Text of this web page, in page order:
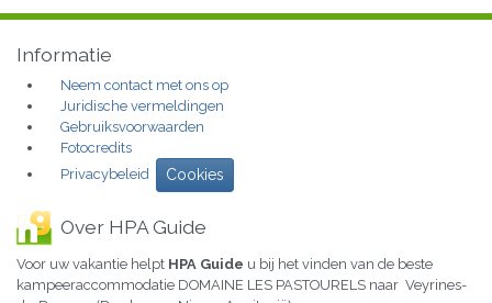
Informatie
Neem contact met ons op
Juridische vermeldingen
Gebruiksvoorwaarden
Fotocredits
Privacybeleid
Cookies
Over HPA Guide
Voor uw vakantie helpt HPA Guide u bij het vinden van de beste
kampeeraccommodatie DOMAINE LES PASTOURELS naar Veyrines-